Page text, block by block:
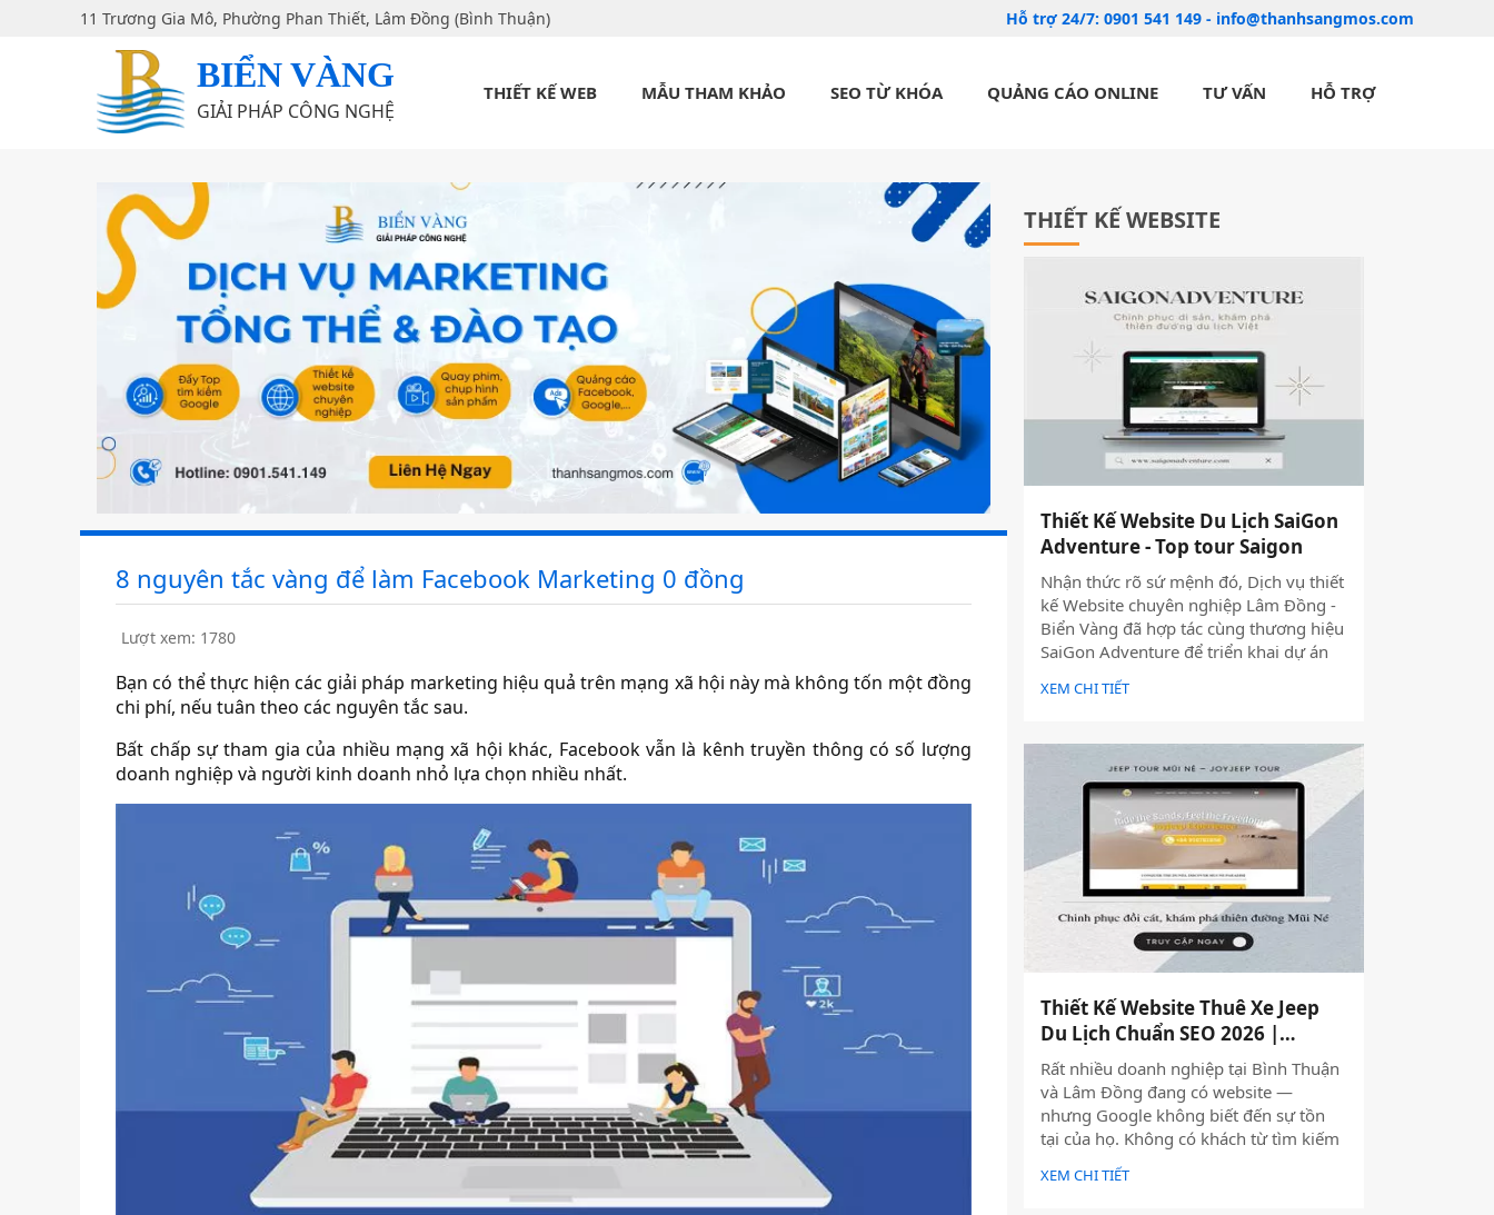
11 Trương Gia Mô, Phường Phan Thiết, Lâm Đồng (Bình Thuận) Hỗ trợ 24/7: 0901 541 149 - info@thanhsangmos.com
BIỂN VÀNG
GIẢI PHÁP CÔNG NGHỆ
THIẾT KẾ WEB MẪU THAM KHẢO SEO TỪ KHÓA QUẢNG CÁO ONLINE TƯ VẤN HỖ TRỢ
8 nguyên tắc vàng để làm Facebook Marketing 0 đồng
Lượt xem: 1780
Bạn có thể thực hiện các giải pháp marketing hiệu quả trên mạng xã hội này mà không tốn một đồng
chi phí, nếu tuân theo các nguyên tắc sau.
Bất chấp sự tham gia của nhiều mạng xã hội khác, Facebook vẫn là kênh truyền thông có số lượng
doanh nghiệp và người kinh doanh nhỏ lựa chọn nhiều nhất.
THIẾT KẾ WEBSITE
Thiết Kế Website Du Lịch SaiGon
Adventure - Top tour Saigon
Nhận thức rõ sứ mệnh đó, Dịch vụ thiết
kế Website chuyên nghiệp Lâm Đồng -
Biển Vàng đã hợp tác cùng thương hiệu
SaiGon Adventure để triển khai dự án
thiết kế website du lịch cao cấp tại địa
chỉ saigonadventure.com. Dự án không
vị thế dẫn đầu trong mảng tour trải
nghiệm Sài Gòn & Việt Nam mà còn là
minh chứng cho năng lực công nghệ và
tư duy UX/UI hiện đại từ Biển Vàng.
XEM CHI TIẾT
Thiết Kế Website Thuê Xe Jeep
Du Lịch Chuẩn SEO 2026 |
JoyJeep
Rất nhiều doanh nghiệp tại Bình Thuận
và Lâm Đồng đang có website —
nhưng Google không biết đến sự tồn
tại của họ. Không có khách từ tìm kiếm
tự nhiên, mọi nỗ lực xây dựng nội dung
đều trở nên vô nghĩa. Vấn đề không
XEM CHI TIẾT